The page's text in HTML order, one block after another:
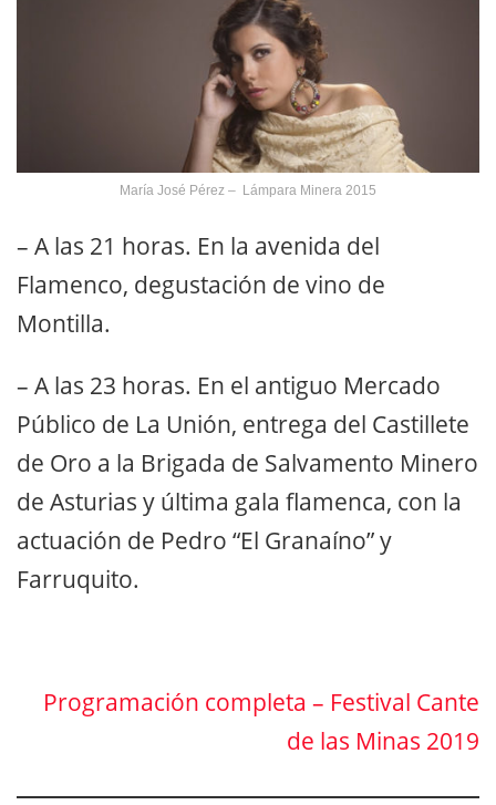
María José Pérez – Lámpara Minera 2015
– A las 21 horas. En la avenida del
Flamenco, degustación de vino de
Montilla.
– A las 23 horas. En el antiguo Mercado
Público de La Unión, entrega del Castillete
de Oro a la Brigada de Salvamento Minero
de Asturias y última gala flamenca, con la
actuación de Pedro “El Granaíno” y
Farruquito.
Programación completa – Festival Cante
de las Minas 2019